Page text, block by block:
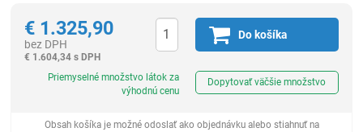
€ 1.325,90
bez DPH
€ 1.604,34 s DPH
Do košíka
Priemyselné množstvo látok za
výhodnú cenu
Dopytovať väčšie množstvo
Obsah košíka je možné odoslať ako objednávku alebo stiahnuť na